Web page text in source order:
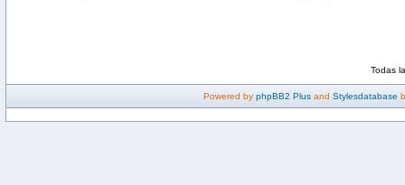
Todas
Powered by phpBB2 Plus and Stylesdatabase